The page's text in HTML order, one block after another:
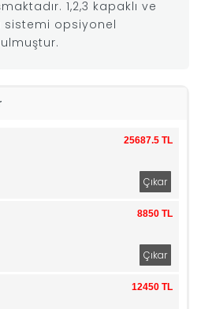
1,2,3 kapaklı ve
sistemi opsiyonel
25687.5 TL
8850 TL
12450 TL